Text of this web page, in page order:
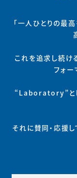
「一人ひとりの最
これを追求し続け
フォ
“Laboratory”と
それに賛同・応援